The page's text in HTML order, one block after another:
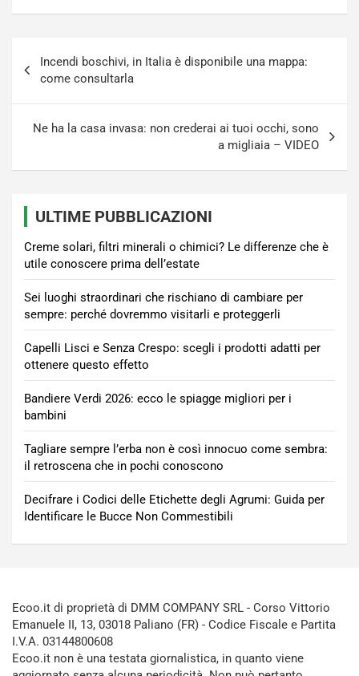
articoli
Incendi boschivi, in Italia è disponibile una mappa:
come consultarla
Ne ha la casa invasa: non crederai ai tuoi occhi, sono
a migliaia – VIDEO
ULTIME PUBBLICAZIONI
Creme solari, filtri minerali o chimici? Le differenze che è
utile conoscere prima dell’estate
Sei luoghi straordinari che rischiano di cambiare per
sempre: perché dovremmo visitarli e proteggerli
Capelli Lisci e Senza Crespo: scegli i prodotti adatti per
ottenere questo effetto
Bandiere Verdi 2026: ecco le spiagge migliori per i
bambini
Tagliare sempre l’erba non è così innocuo come sembra:
il retroscena che in pochi conoscono
Decifrare i Codici delle Etichette degli Agrumi: Guida per
Identificare le Bucce Non Commestibili
Ecoo.it di proprietà di DMM COMPANY SRL - Corso Vittorio
Emanuele II, 13, 03018 Paliano (FR) - Codice Fiscale e Partita
I.V.A. 03144800608
Ecoo.it non è una testata giornalistica, in quanto viene